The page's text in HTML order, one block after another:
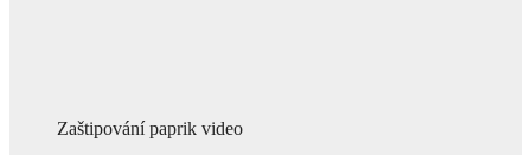
Zaštipování paprik video